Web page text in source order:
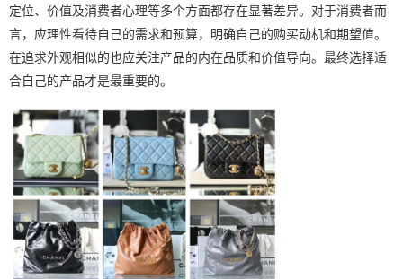
定位、价值及消费者心理等多个方面都存在显著差异。对于消费者而
言，应理性看待自己的需求和预算，明确自己的购买动机和期望值。
在追求外观相似的也应关注产品的内在品质和价值导向。最终选择适
合自己的产品才是最重要的。